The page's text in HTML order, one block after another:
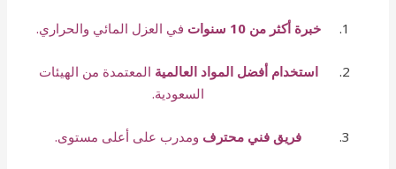
خبرة أكثر من 10 سنوات في العزل المائي والحراري.
استخدام أفضل المواد العالمية المعتمدة من الهيئات
السعودية.
فريق فني محترف ومدرب على أعلى مستوى.